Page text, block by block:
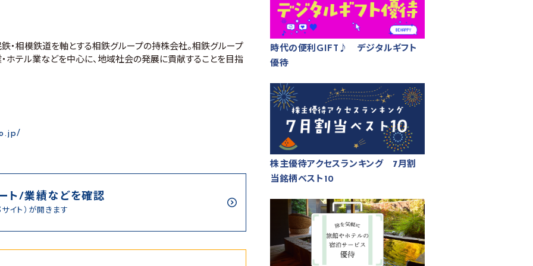
・相模鉄道を軸とする相鉄グループの持株会社。相鉄グループ
・ホテル業などを中心に、地域社会の発展に貢献することを目指
ト/業績などを確認
イト）が開きます
時代の便利GIFT♪ デジタルギフト
優待
株主優待アクセスランキング 7月割
当銘柄ベスト10